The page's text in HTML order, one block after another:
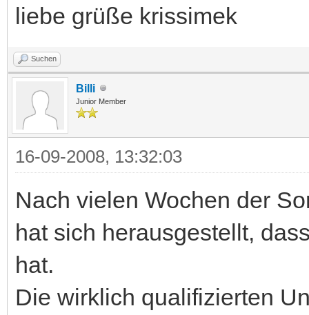
liebe grüße krissimek
Suchen
Billi
Junior Member
16-09-2008, 13:32:03
Nach vielen Wochen der
hat sich herausgestellt,
hat.
Die wirklich qualifizierten